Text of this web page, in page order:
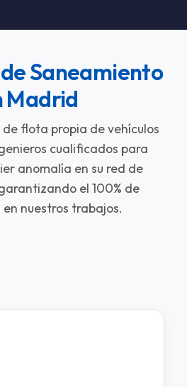
Saneamiento
Madrid
flota propia de vehículos
cualificados para
anomalía en su red de
el 100% de
nuestros trabajos.